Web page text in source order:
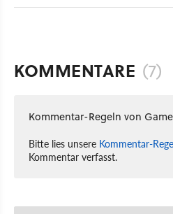
KOMMENTARE (7)
Kommentar-Regeln von
Bitte lies unsere Kommentar-
Kommentar verfasst.